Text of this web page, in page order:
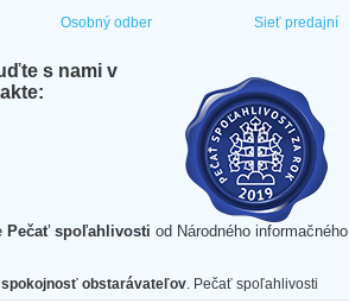
Osobný odber Sieť predajní
s nami v
Pečať spoľahlivosti od Národného informačného
obstarávateľov. Pečať spoľahlivosti